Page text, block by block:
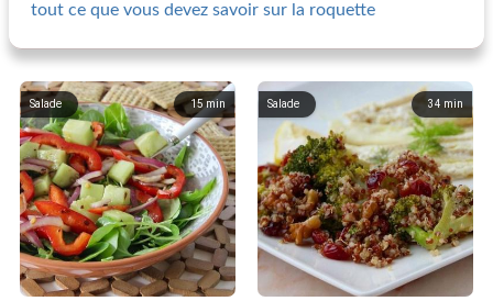
tout ce que vous devez savoir sur la roquette
15 min
Salade 34 min
Salade